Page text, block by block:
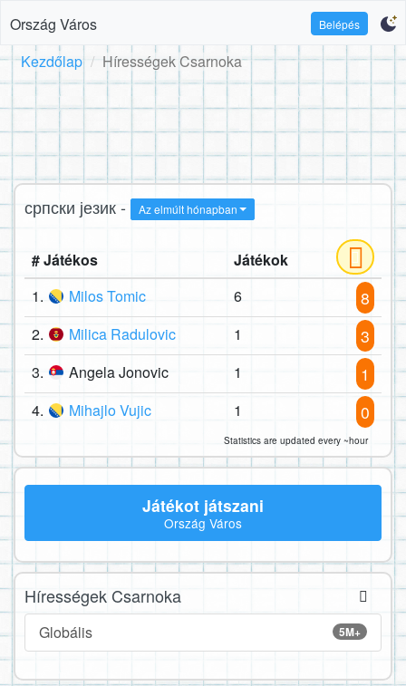
Ország Város Belépés
Kezdőlap Hírességek Csarnoka
српски језик - Az elmúlt hónapban
# Játékos
Játékok
1.
Milos Tomic 6 8
2. Milica Radulovic 1 3
3. Angela Jonovic 1 1
4. Mihajlo Vujic 1 0
Statistics are updated every ~hour
Játékot játszani
Ország Város
Hírességek Csarnoka
5M+
Globális